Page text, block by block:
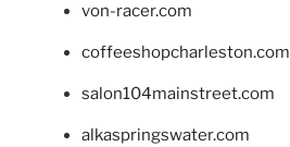
von-racer.com
coffeeshopcharleston.com
salon104mainstreet.com
alkaspringswater.com